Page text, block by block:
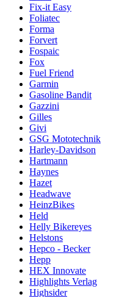
Fix-it Easy
Foliatec
Forma
Forvert
Fospaic
Fox
Fuel Friend
Garmin
Gasoline Bandit
Gazzini
Gilles
Givi
GSG Mototechnik
Harley-Davidson
Hartmann
Haynes
Hazet
Headwave
HeinzBikes
Held
Helly Bikereyes
Helstons
Hepco - Becker
Hepp
HEX Innovate
Highlights Verlag
Highsider